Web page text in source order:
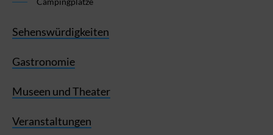
Campingplätze
Sehenswürdigkeiten
Gastronomie
Museen und Theater
Veranstaltungen